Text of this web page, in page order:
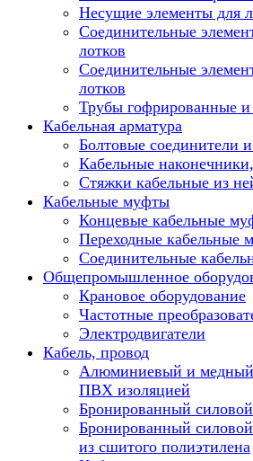
Несущие элементы для
Соединительные
лотков
Соединительные
лотков
Трубы гофрированные
Кабельная арматура
Болтовые соединители
Кабельные
Стяжки кабельные из
Кабельные муфты
Концевые кабельные
Переходные кабельные
Соединительные
Общепромышленное
Крановое оборудование
Частотные
Электродвигатели
Кабель, провод
Алюминиевый и медный
ПВХ изоляцией
Бронированный
Бронированный
из сшитого полиэтилена